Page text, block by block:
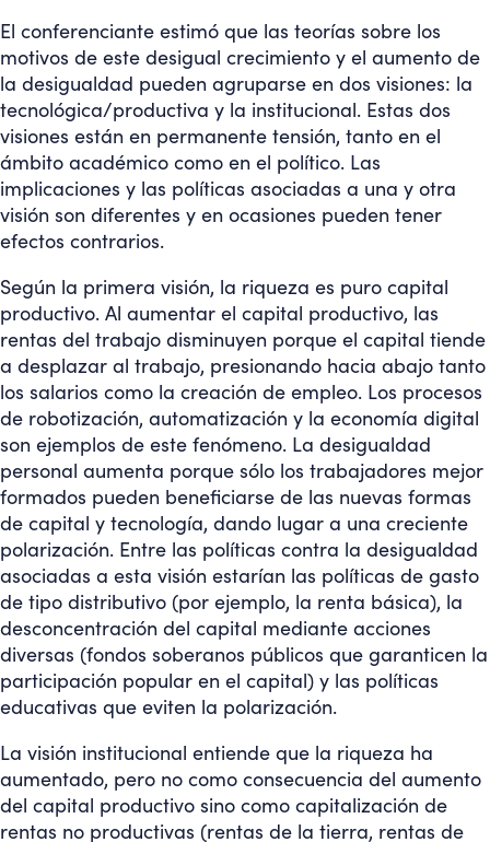
El conferenciante estimó que las teorías sobre los
motivos de este desigual crecimiento y el aumento de
la desigualdad pueden agruparse en dos visiones: la
tecnológica/productiva y la institucional. Estas dos
visiones están en permanente tensión, tanto en el
ámbito académico como en el político. Las
implicaciones y las políticas asociadas a una y otra
visión son diferentes y en ocasiones pueden tener
efectos contrarios.
Según la primera visión, la riqueza es puro capital
productivo. Al aumentar el capital productivo, las
rentas del trabajo disminuyen porque el capital tiende
a desplazar al trabajo, presionando hacia abajo tanto
los salarios como la creación de empleo. Los procesos
de robotización, automatización y la economía digital
son ejemplos de este fenómeno. La desigualdad
personal aumenta porque sólo los trabajadores mejor
formados pueden beneficiarse de las nuevas formas
de capital y tecnología, dando lugar a una creciente
polarización. Entre las políticas contra la desigualdad
asociadas a esta visión estarían las políticas de gasto
de tipo distributivo (por ejemplo, la renta básica), la
desconcentración del capital mediante acciones
diversas (fondos soberanos públicos que garanticen la
participación popular en el capital) y las políticas
educativas que eviten la polarización.
La visión institucional entiende que la riqueza ha
aumentado, pero no como consecuencia del aumento
del capital productivo sino como capitalización de
rentas no productivas (rentas de la tierra, rentas de